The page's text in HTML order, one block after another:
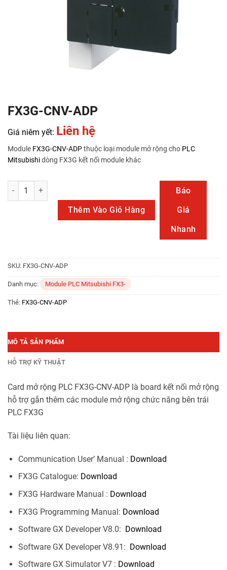
FX3G-CNV-ADP
Giá niêm yết: Liên hệ
Module FX3G-CNV-ADPthuộc loại module mở rộng cho PLC
Mitsubishidòng FX3G kết nối module khác
FX3G-CNV-ADP số lượng
Thêm Vào Giỏ Hàng
Báo
Giá
Nhanh
SKU: FX3G-CNV-ADP
Danh mục: Module PLC Mitsubishi FX3-
Thẻ: FX3G-CNV-ADP
MÔ TẢ SẢN PHẨM
HỖ TRỢ KỸ THUẬT
Card mở rộng PLC FX3G-CNV-ADP là board kết nối mở rộng
hỗ trợ gắn thêm các module mở rộng chức năng bên trái
PLC FX3G
Tài liệu liên quan:
Communication User’ Manual : Download
FX3G Catalogue: Download
FX3G Hardware Manual : Download
FX3G Programming Manual: Download
Software GX Developer V8.0: Download
Software GX Developer V8.91: Download
Software GX Simulator V7 : Download